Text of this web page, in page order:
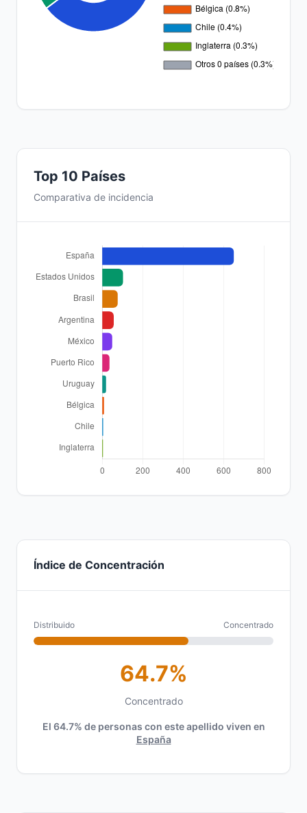
Top 10 Países
Comparativa de incidencia
Índice de Concentración
Distribuido Concentrado
64.7%
Concentrado
El 64.7% de personas con este apellido viven en
España